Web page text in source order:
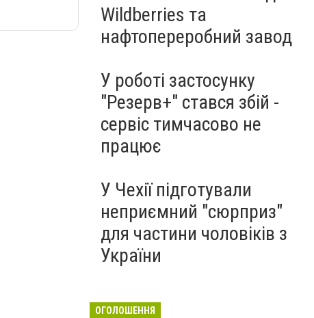
Wildberries та
нафтопереробний завод
У роботі застосунку
"Резерв+" стався збій -
сервіс тимчасово не
працює
У Чехії підготували
неприємний "сюрприз"
для частини чоловіків з
України
ОГОЛОШЕННЯ